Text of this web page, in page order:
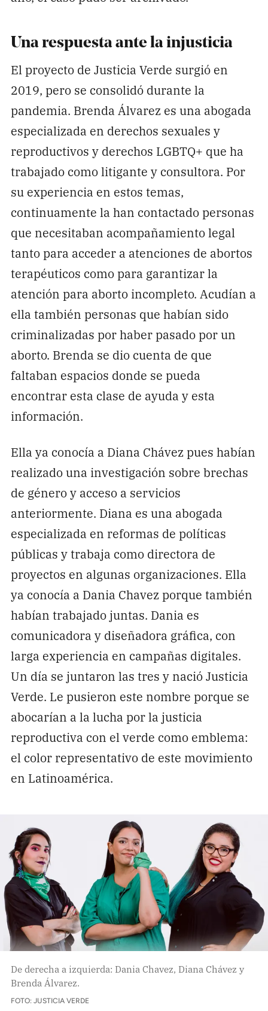
Una respuesta ante la injusticia
El proyecto de Justicia Verde surgió en
2019, pero se consolidó durante la
pandemia. Brenda Álvarez es una abogada
especializada en derechos sexuales y
reproductivos y derechos LGBTQ+ que ha
trabajado como litigante y consultora. Por
su experiencia en estos temas,
continuamente la han contactado personas
que necesitaban acompañamiento legal
tanto para acceder a atenciones de abortos
terapéuticos como para garantizar la
atención para aborto incompleto. Acudían a
ella también personas que habían sido
criminalizadas por haber pasado por un
aborto. Brenda se dio cuenta de que
faltaban espacios donde se pueda
encontrar esta clase de ayuda y esta
información.
Ella ya conocía a Diana Chávez pues habían
realizado una investigación sobre brechas
de género y acceso a servicios
anteriormente. Diana es una abogada
especializada en reformas de políticas
públicas y trabaja como directora de
proyectos en algunas organizaciones. Ella
ya conocía a Dania Chavez porque también
habían trabajado juntas. Dania es
comunicadora y diseñadora gráfica, con
larga experiencia en campañas digitales.
Un día se juntaron las tres y nació Justicia
Verde. Le pusieron este nombre porque se
abocarían a la lucha por la justicia
reproductiva con el verde como emblema:
el color representativo de este movimiento
en Latinoamérica.
De derecha a izquierda: Dania Chavez, Diana Chávez y
Brenda Álvarez.
FOTO: JUSTICIA VERDE